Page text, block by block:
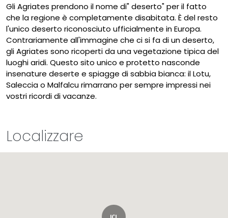
Gli Agriates prendono il nome di" deserto" per il fatto
che la regione è completamente disabitata. È del resto
l'unico deserto riconosciuto ufficialmente in Europa.
Contrariamente all'immagine che ci si fa di un deserto,
gli Agriates sono ricoperti da una vegetazione tipica del
luoghi aridi. Questo sito unico e protetto nasconde
insenature deserte e spiagge di sabbia bianca: il Lotu,
Saleccia o Malfalcu rimarrano per sempre impressi nei
vostri ricordi di vacanze.
Localizzare